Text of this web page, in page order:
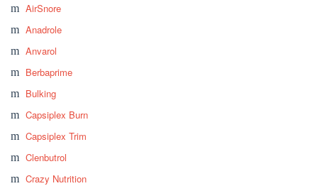
AirSnore
Anadrole
Anvarol
Berbaprime
Bulking
Capsiplex Burn
Capsiplex Trim
Clenbutrol
Crazy Nutrition